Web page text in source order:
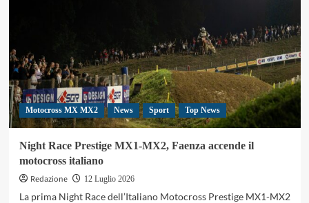
Pro
Prestige
a
Faenza
Motocross MX MX2 News Sport Top News
Night Race Prestige MX1-MX2, Faenza accende il
motocross italiano
Redazione
12 Luglio 2026
La prima Night Race dell’Italiano Motocross Prestige MX1-MX2